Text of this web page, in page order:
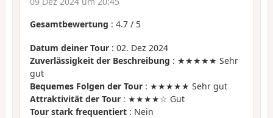
Gesamtbewertung : 4.7 / 5
Datum deiner Tour : 02. Dez 2024
Zuverlässigkeit der Beschreibung : ★★★★★ Sehr
gut
Bequemes Folgen der Tour : ★★★★★ Sehr gut
Attraktivität der Tour : ★★★★☆ Gut
Tour stark frequentiert : Nein